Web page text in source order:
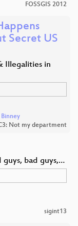
FOSSGIS 2012
Secret US
Illegalities in
Not my department
bad guys,…
sigint13